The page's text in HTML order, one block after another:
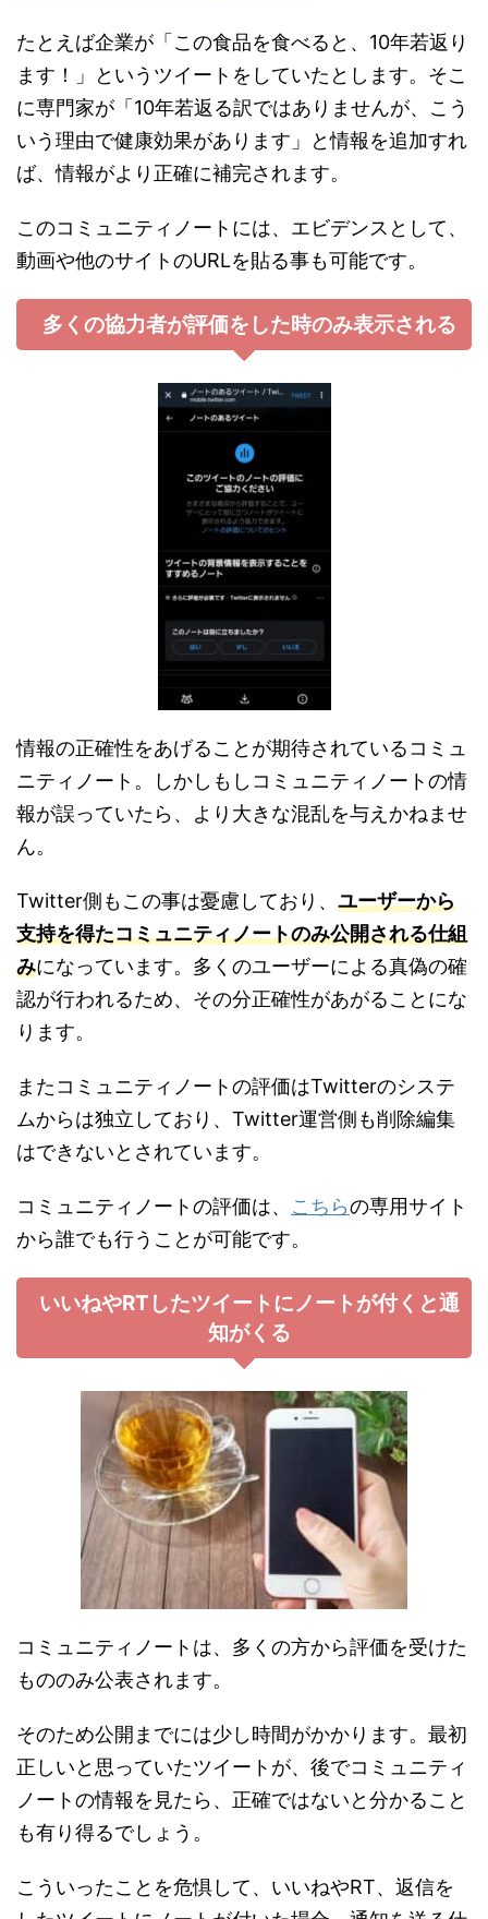
たとえば企業が「この食品を食べると、10年若返り
ます！」というツイートをしていたとします。そこ
に専門家が「10年若返る訳ではありませんが、こう
いう理由で健康効果があります」と情報を追加すれ
ば、情報がより正確に補完されます。
このコミュニティノートには、エビデンスとして、
動画や他のサイトのURLを貼る事も可能です。
多くの協力者が評価をした時のみ表示される
情報の正確性をあげることが期待されているコミュ
ニティノート。しかしもしコミュニティノートの情
報が誤っていたら、より大きな混乱を与えかねませ
ん。
Twitter側もこの事は憂慮しており、 ユーザーから
支持を得たコミュニティノートのみ公開される仕組
みになっています。多くのユーザーによる真偽の確
認が行われるため、その分正確性があがることにな
ります。
またコミュニティノートの評価はTwitterのシステ
ムからは独立しており、Twitter運営側も削除編集
はできないとされています。
コミュニティノートの評価は、 こちらの専用サイト
から誰でも行うことが可能です。
いいねやRTしたツイートにノートが付くと通
知がくる
コミュニティノートは、多くの方から評価を受けた
もののみ公表されます。
そのため公開までには少し時間がかかります。最初
正しいと思っていたツイートが、後でコミュニティ
ノートの情報を見たら、正確ではないと分かること
も有り得るでしょう。
こういったことを危惧して、いいねやRT、返信を